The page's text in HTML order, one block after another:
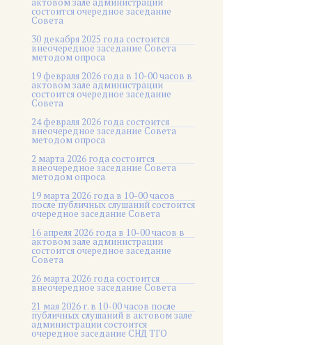
состоится очередное заседание
Совета
30 декабря 2025 года состоится
внеочередное заседание Совета
методом опроса
19 февраля 2026 года в 10-00 часов в
актовом зале администрации
состоится очередное заседание
Совета
24 февраля 2026 года состоится
внеочередное заседание Совета
методом опроса
2 марта 2026 года состоится
внеочередное заседание Совета
методом опроса
19 марта 2026 года в 10-00 часов
после публичных слушаний состоится
очередное заседание Совета
16 апреля 2026 года в 10-00 часов в
актовом зале администрации
состоится очередное заседание
Совета
26 марта 2026 года состоится
внеочередное заседание Совета
21 мая 2026 г. в 10-00 часов после
публичных слушаний в актовом зале
администрации состоится
очередное заседание СНД ТГО